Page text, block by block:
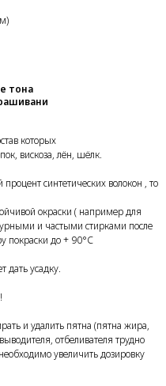
тона
которых
вискоза, лён, шёлк.
синтетических волокон , то
окраски ( например для
и частыми стирками после
покраски до + 90°С
усадку.
и удалить пятна (пятна жира,
отбеливателя трудно
увеличить дозировку